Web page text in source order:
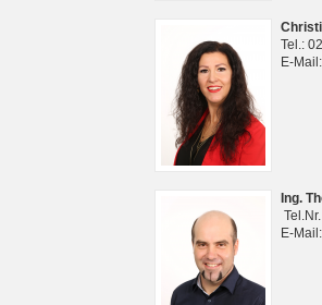
Tel.:
E-Mail:
Ing.
E-